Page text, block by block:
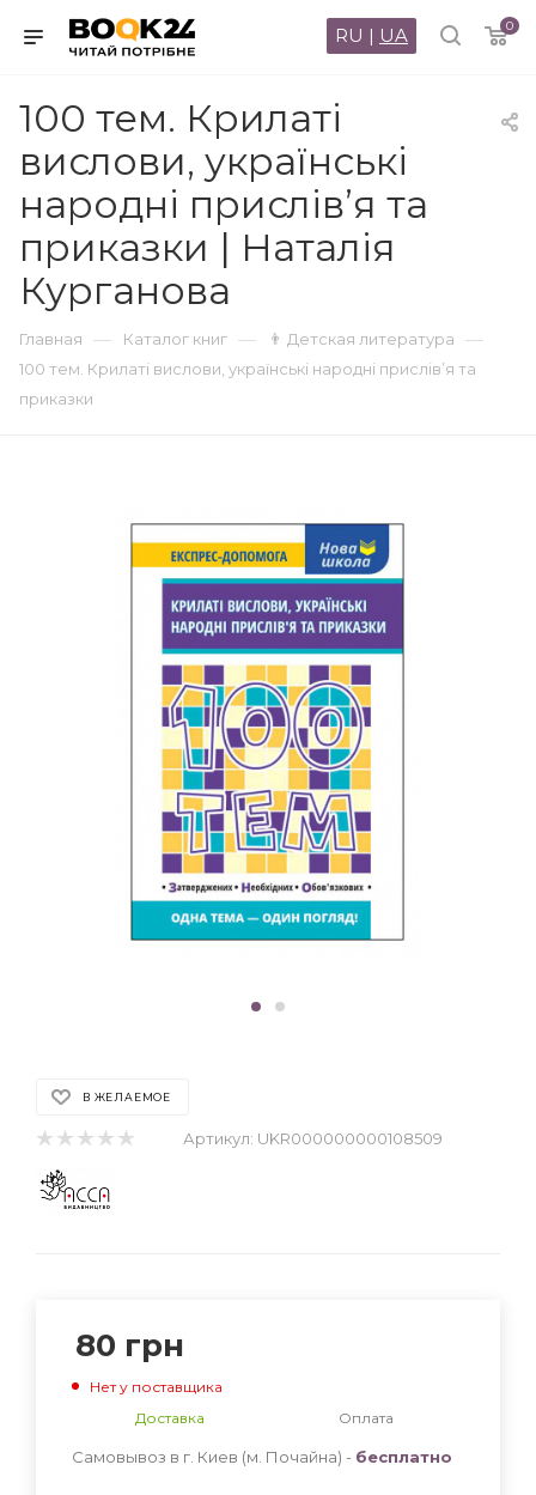
0
RU | UA
100 тем. Крилаті
вислови, українські
народні прислів’я та
приказки | Наталія
Курганова
Главная — Каталог книг — 👨 Детская литература —
100 тем. Крилаті вислови, українські народні прислів’я та
приказки
В ЖЕЛАЕМОЕ
Артикул: UKR000000000108509
80 грн
Нет у поставщика
Доставка
Оплата
Самовывоз в г. Киев (м. Почайна) - бесплатно